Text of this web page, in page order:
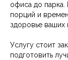
офиса до парка.
порций и
здоровье ваших
Услугу стоит
подготовить
Индивидуальный
Юридический
Новочеркасский
Почтовая, д.18 ИНН
ЕГРИП выдан
налоговой службы